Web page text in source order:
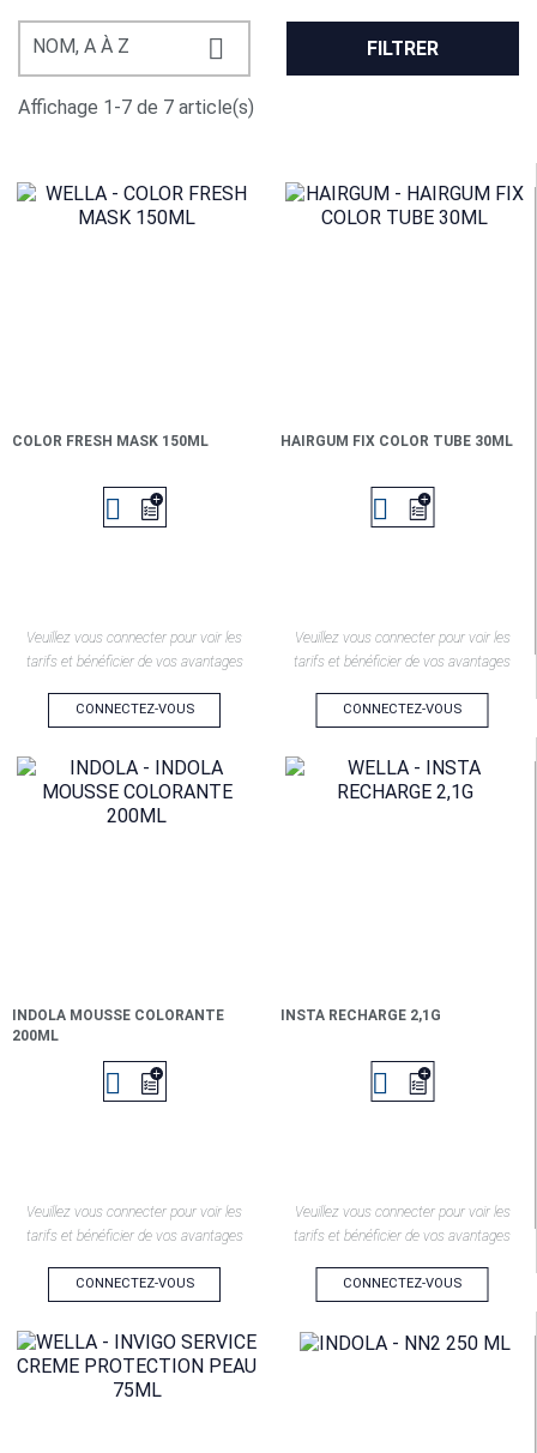
NOM, A À Z  FILTRER
Affichage 1-7 de 7 article(s)
COLOR FRESH MASK 150ML

Veuillez vous connecter pour voir les
tarifs et bénéficier de vos avantages
CONNECTEZ-VOUS
HAIRGUM FIX COLOR TUBE 30ML

Veuillez vous connecter pour voir les
tarifs et bénéficier de vos avantages
CONNECTEZ-VOUS
INDOLA MOUSSE COLORANTE
200ML

Veuillez vous connecter pour voir les
tarifs et bénéficier de vos avantages
CONNECTEZ-VOUS
INSTA RECHARGE 2,1G

Veuillez vous connecter pour voir les
tarifs et bénéficier de vos avantages
CONNECTEZ-VOUS